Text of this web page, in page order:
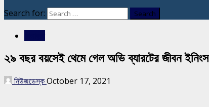
Search for:
২৯ বছর বয়সেই থেমে গেল অভি ব্যারটের জীবন ইনিংস
নিউজডেস্কOctober 17, 2021